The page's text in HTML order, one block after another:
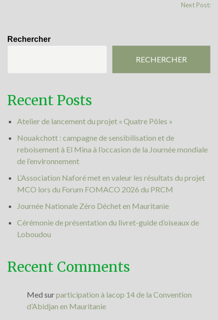
Next Post:
Rechercher
RECHERCHER
Recent Posts
Atelier de lancement du projet « Quatre Pôles »
Nouakchott : campagne de sensibilisation et de
reboisement à El Mina à l’occasion de la Journée mondiale
de l’environnement
L’Association Naforé met en valeur les résultats du projet
MCO lors du Forum FOMACO 2026 du PRCM
Journée Nationale Zéro Déchet en Mauritanie
Cérémonie de présentation du livret-guide d’oiseaux de
Loboudou
Recent Comments
Med surparticipation à lacop 14 de la Convention
d’Abidjan en Mauritanie